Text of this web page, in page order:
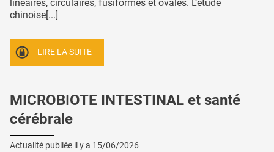
linéaires, circulaires, fusiformes et ovales. L’étude
chinoise[...]
LIRE LA SUITE
MICROBIOTE INTESTINAL et santé
cérébrale
Actualité publiée il y a 15/06/2026